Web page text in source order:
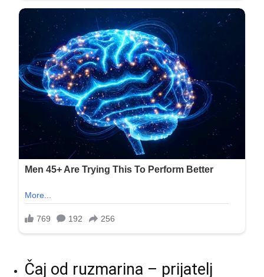
Čaj od ruzmarina – prijatelj